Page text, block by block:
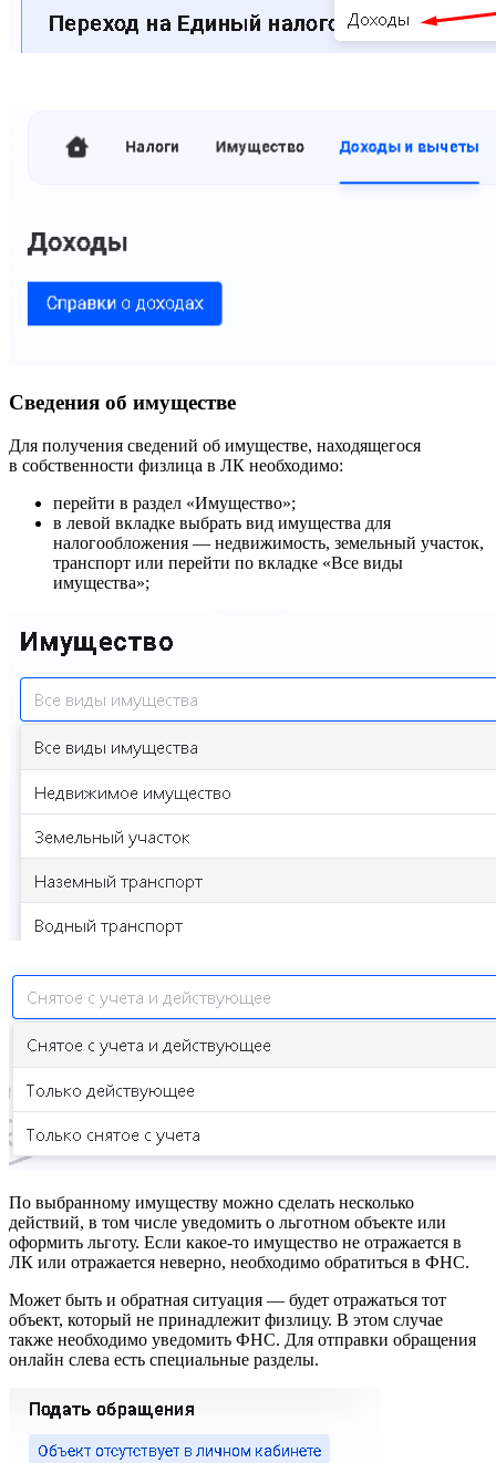
Сведения об имуществе
Для получения сведений об имуществе, находящегося
в собственности физлица в ЛК необходимо:
перейти в раздел «Имущество»;
в левой вкладке выбрать вид имущества для
налогообложения — недвижимость, земельный участок,
транспорт или перейти по вкладке «Все виды
имущества»;
По выбранному имуществу можно сделать несколько
действий, в том числе уведомить о льготном объекте или
оформить льготу. Если какое-то имущество не отражается в
ЛК или отражается неверно, необходимо обратиться в ФНС.
Может быть и обратная ситуация — будет отражаться тот
объект, который не принадлежит физлицу. В этом случае
также необходимо уведомить ФНС. Для отправки обращения
онлайн слева есть специальные разделы.